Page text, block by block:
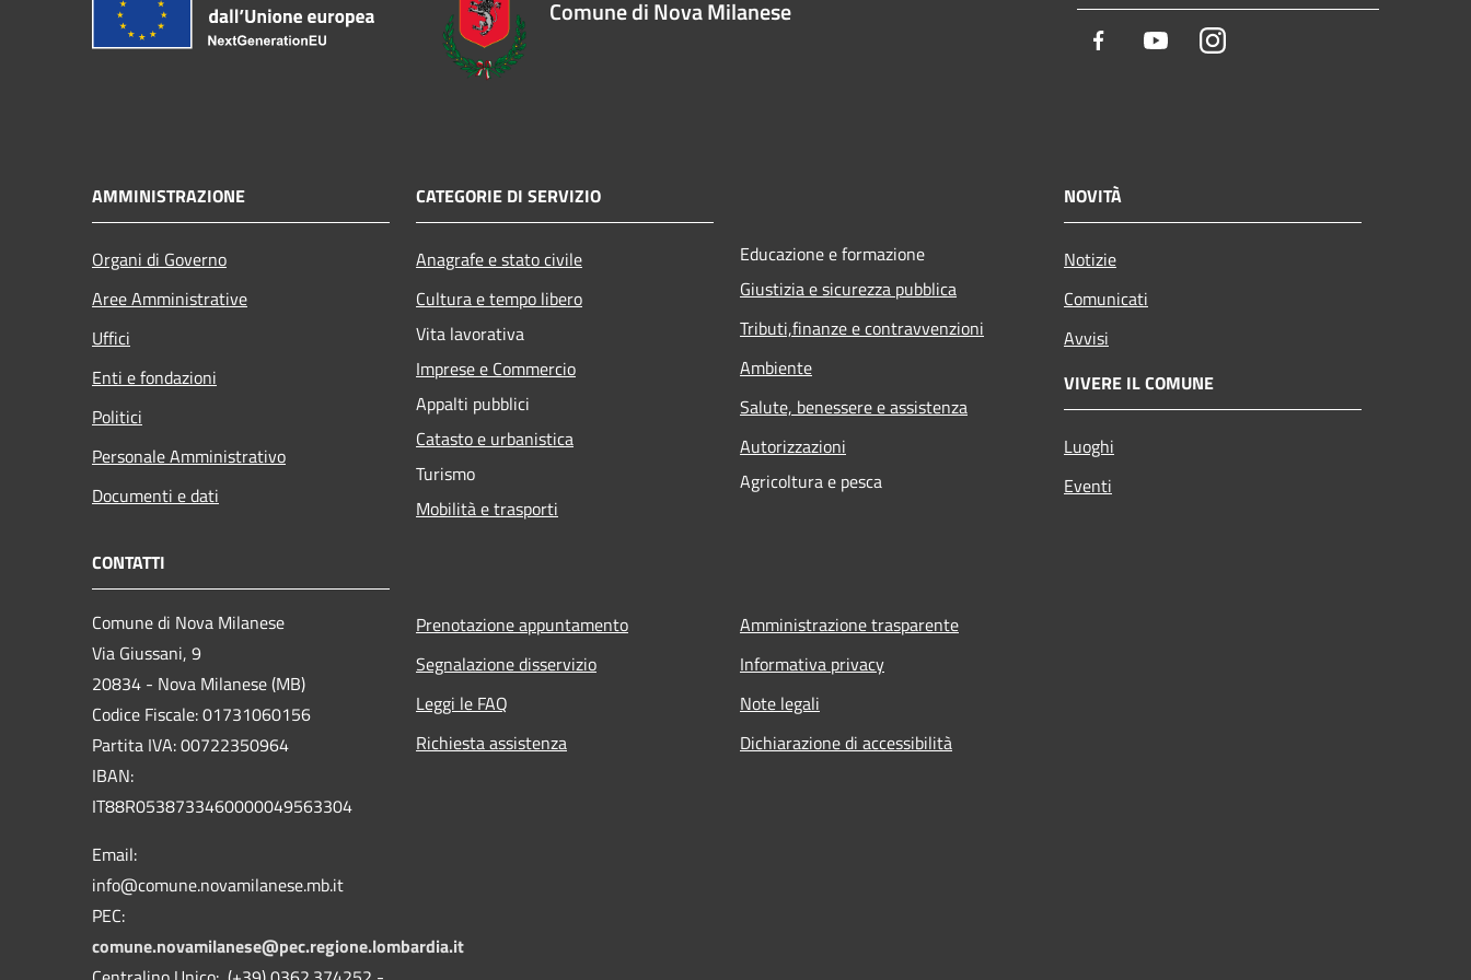
Comune di Nova Milanese
Facebook YoutubeInstagram
AMMINISTRAZIONE
Organi di Governo
Aree Amministrative
Uffici
Enti e fondazioni
Politici
Personale Amministrativo
Documenti e dati
CATEGORIE DI SERVIZIO
Anagrafe e stato civile
Cultura e tempo libero
Vita lavorativa
Imprese e Commercio
Appalti pubblici
Catasto e urbanistica
Turismo
Mobilità e trasporti
Educazione e formazione
Giustizia e sicurezza pubblica
Tributi,finanze e contravvenzioni
Ambiente
Salute, benessere e assistenza
Autorizzazioni
Agricoltura e pesca
NOVITÀ
Notizie
Comunicati
Avvisi
VIVERE IL COMUNE
Luoghi
Eventi
CONTATTI
Comune di Nova Milanese
Via Giussani, 9
20834 - Nova Milanese (MB)
Codice Fiscale: 01731060156
Partita IVA: 00722350964
IBAN:
IT88R0538733460000049563304
Email:
info@comune.novamilanese.mb.it
PEC:
comune.novamilanese@pec.regione.lombardia.it
Prenotazione appuntamento
Segnalazione disservizio
Leggi le FAQ
Richiesta assistenza
Amministrazione trasparente
Informativa privacy
Note legali
Dichiarazione di accessibilità